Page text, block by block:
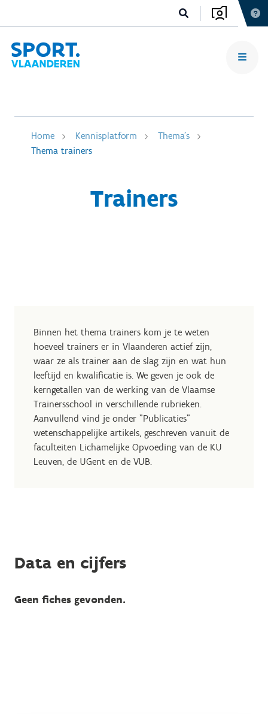
Home Kennisplatform
Thema's
Thema trainers
Trainers
Binnen het thema trainers kom je te weten
hoeveel trainers er in Vlaanderen actief zijn,
waar ze als trainer aan de slag zijn en wat hun
leeftijd en kwalificatie is. We geven je ook de
kerngetallen van de werking van de Vlaamse
Trainersschool in verschillende rubrieken.
Aanvullend vind je onder "Publicaties"
wetenschappelijke artikels, geschreven vanuit de
faculteiten Lichamelijke Opvoeding van de KU
Leuven, de UGent en de VUB.
Data en cijfers
Geen fiches gevonden.